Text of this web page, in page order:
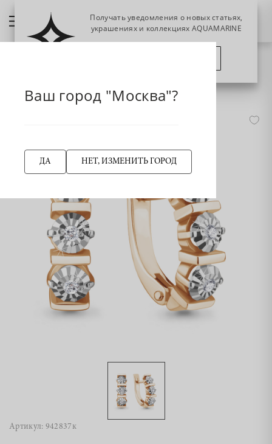
Артикул: 942837к
Ваш город "Москва"?
ДА НЕТ, ИЗМЕНИТЬ ГОРОД
Получать уведомления о новых статьях,
украшениях и коллекциях AQUAMARINE